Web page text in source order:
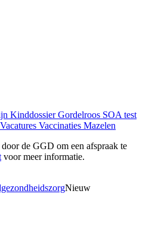
KinddossierGordelroos SOA test
Vacatures Vaccinaties Mazelen
de GGD om een afspraak te
voor meer informatie.
Nieuw